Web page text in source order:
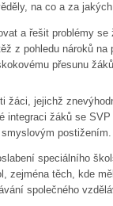
na co a za
a řešit problémy
z pohledu nároků na
přesunu
žáci, jejichž
integraci žáků se
postižením.
speciálního
zejména těch, kde
společného